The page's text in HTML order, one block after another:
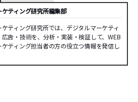
ティング研究所編集部
ティング研究所では、デジタルマーケティ
広告・技術を、分析・実装・検証して、WEB
ティング担当者の方の役立つ情報を発信し